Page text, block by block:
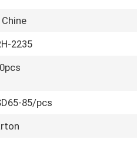
Chine
2235
85/pcs